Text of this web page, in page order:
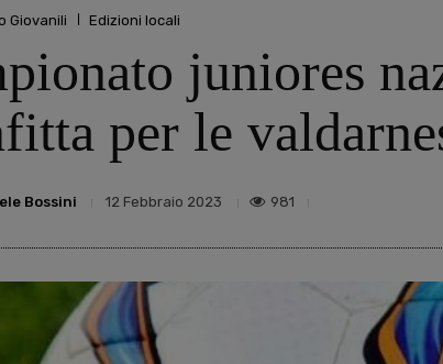
Giovanili Edizioni locali
juniores
per le
Bossini 12 Febbraio 2023 981